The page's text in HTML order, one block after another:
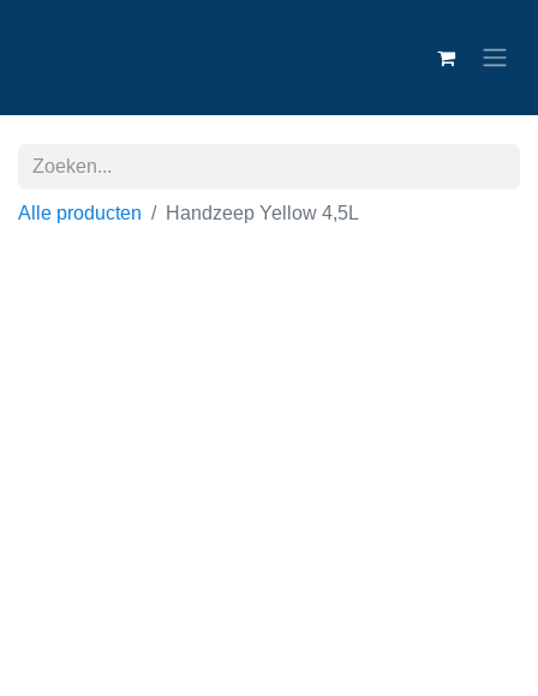
Alle producten Handzeep Yellow 4,5L